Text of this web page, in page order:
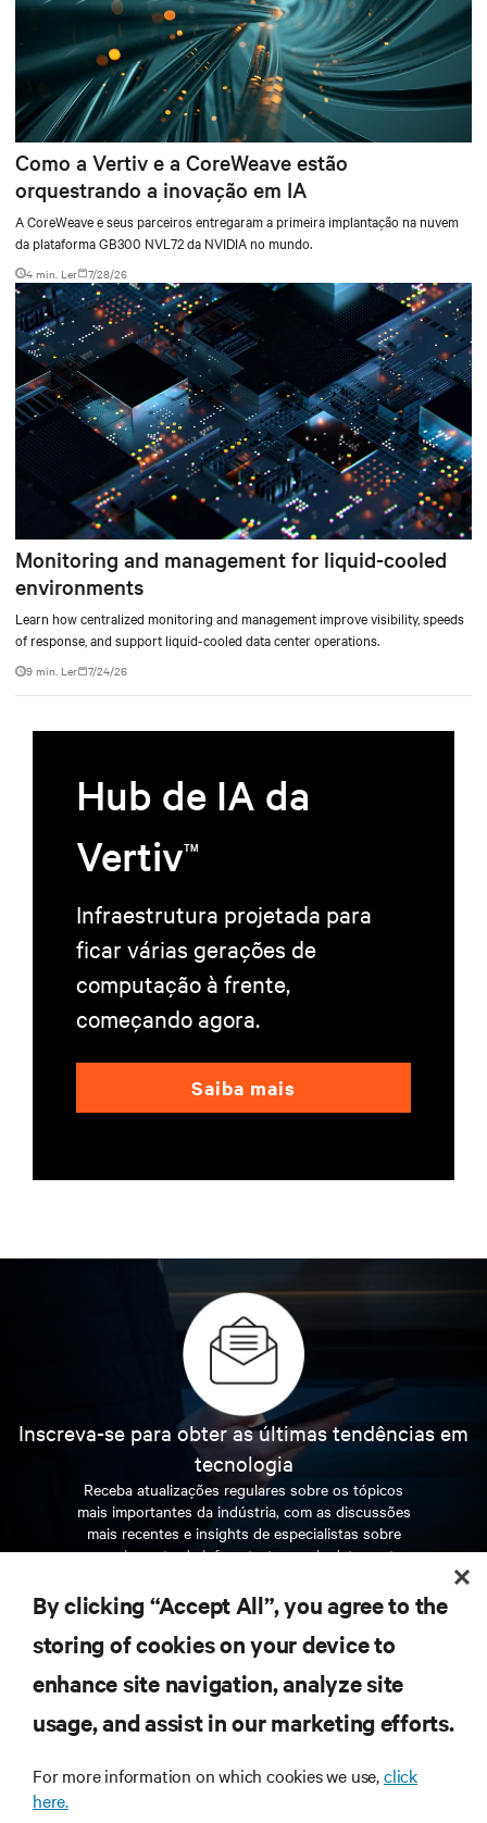
Como a Vertiv e a CoreWeave estão
orquestrando a inovação em IA
A CoreWeave e seus parceiros entregaram a primeira implantação na nuvem
da plataforma GB300 NVL72 da NVIDIA no mundo.
4 min. Ler 7/28/26
Monitoring and management for liquid-cooled
environments
Learn how centralized monitoring and management improve visibility, speeds
of response, and support liquid-cooled data center operations.
9 min. Ler 7/24/26
Hub de IA da
VertivTM
Infraestrutura projetada para
ficar várias gerações de
computação à frente,
começando agora.
Saiba mais
Inscreva-se para obter as últimas tendências em
tecnologia
Receba atualizações regulares sobre os tópicos
mais importantes da indústria, com as discussões
mais recentes e insights de especialistas sobre
gerenciamento de infraestrutura e de data center.
INSCREVA-SE AGORA
RECURSOS
CORPORATIVO
By clicking “Accept All”, you agree to the
storing of cookies on your device to
enhance site navigation, analyze site
usage, and assist in our marketing efforts.
For more information on which cookies we use,click
here.